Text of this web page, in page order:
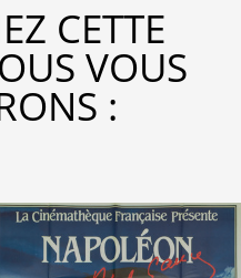
CETTE
VOUS
: